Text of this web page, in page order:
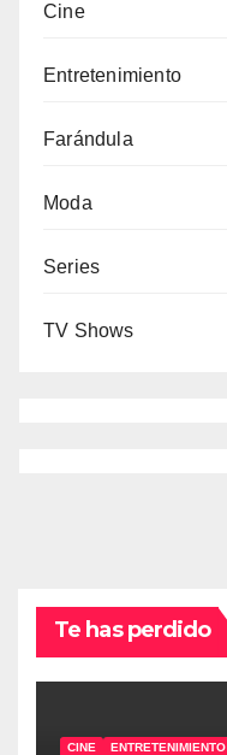
Cine
Entretenimiento
Farándula
Moda
Series
TV Shows
Te has perdido
CINE ENTRETENIMIENTO